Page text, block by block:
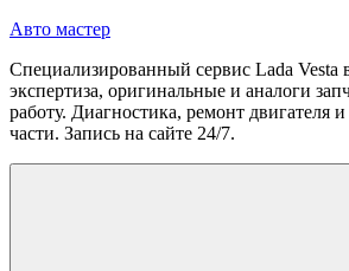
Перейти
содержимому
Авто мастер
Специализированный сервис Lada Vesta
экспертиза, оригинальные и аналоги
работу. Диагностика, ремонт
части. Запись на сайте 24/7.